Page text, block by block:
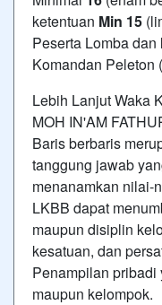
ketentuan Min 15
Peserta Lomba dan
Komandan Peleton
Lebih Lanjut Waka
MOH IN'AM
Baris berbaris
tanggung jawab
menanamkan nilai-
LKBB dapat
maupun disiplin
kesatuan, dan
Penampilan pribadi
maupun kelompok.